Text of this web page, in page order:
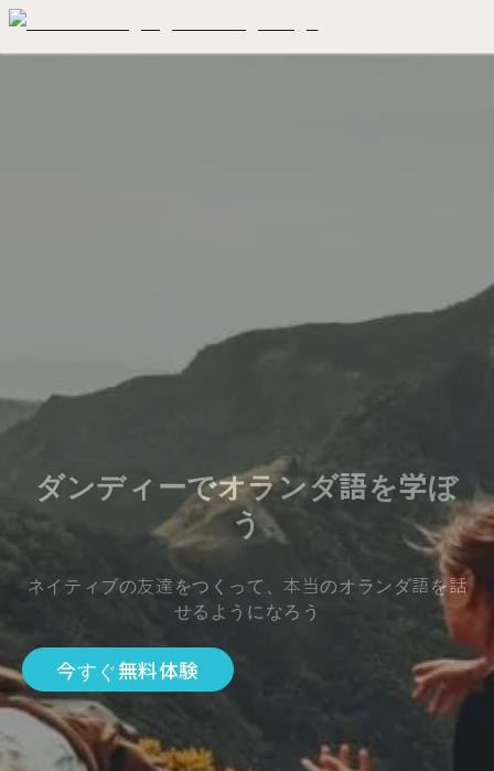
ダンディーでオランダ語を学ぼ
う
ネイティブの友達をつくって、本当のオランダ語を話
せるようになろう
今すぐ無料体験